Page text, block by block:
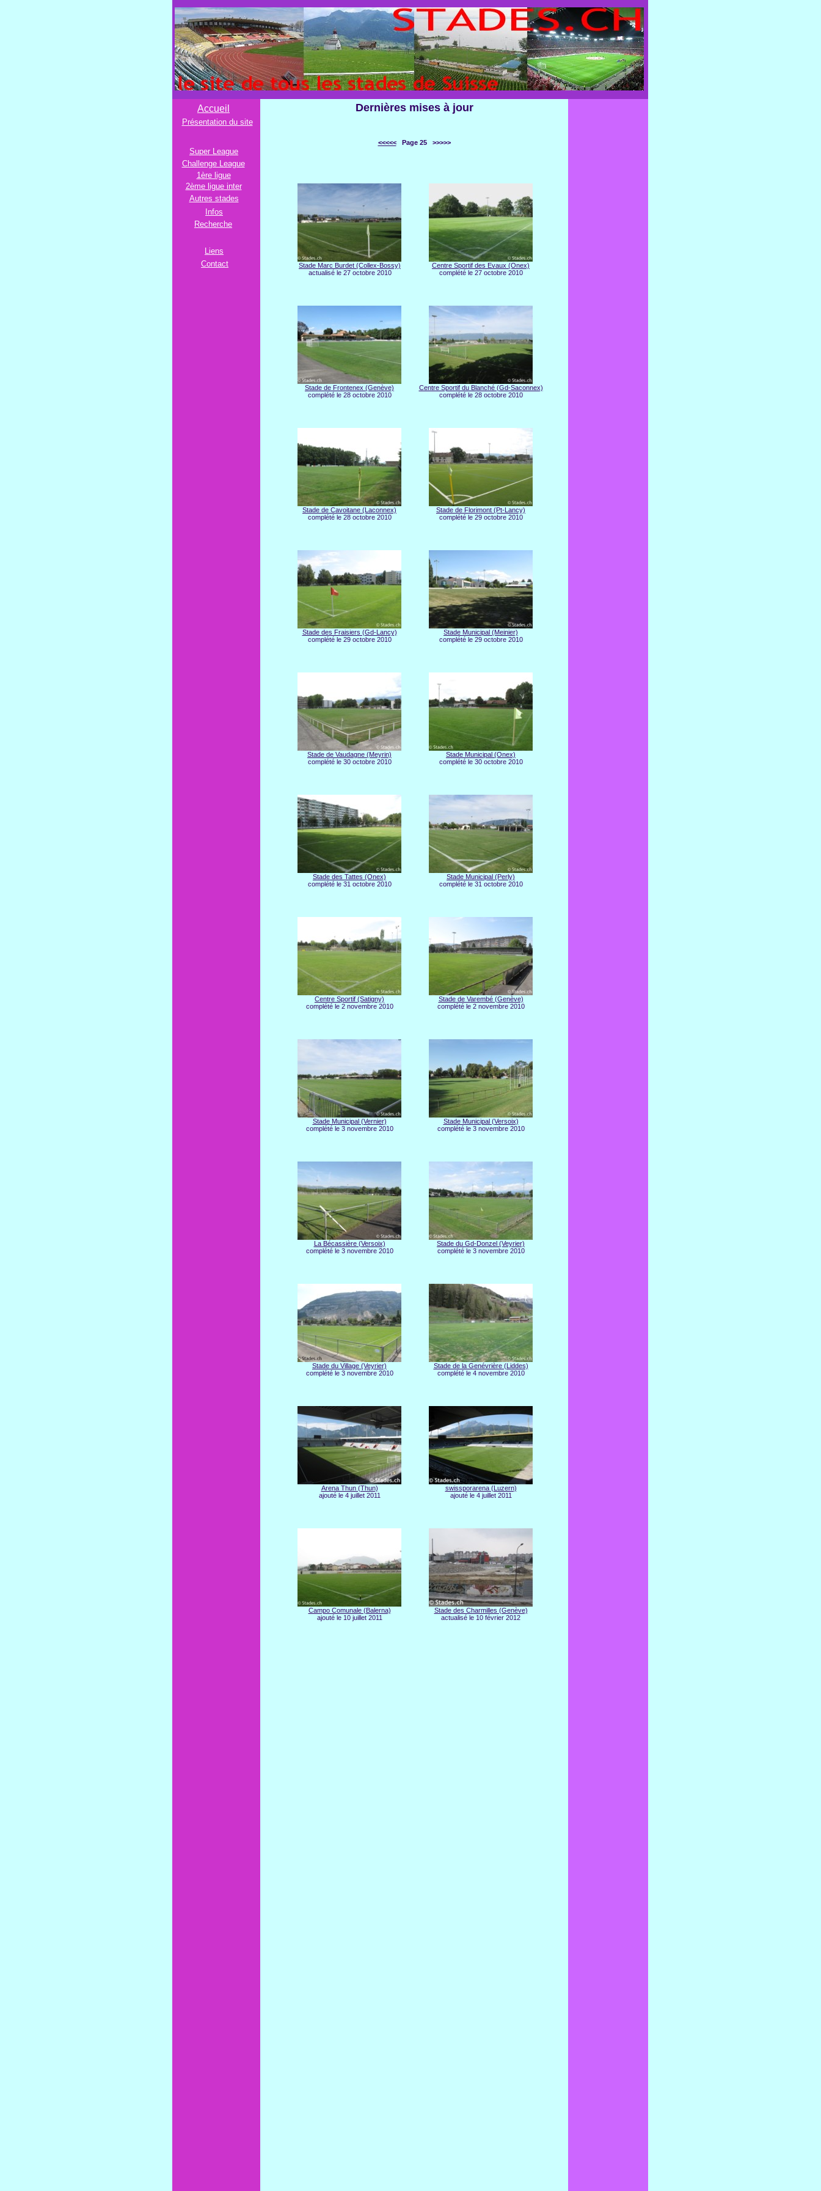
STADES.CH
le site de tous les stades de Suisse
Accueil
Super League
Challenge League
1ère ligue
2ème ligue inter
Liens
Recherche
Contact
Présentation du site
Infos
Autres stades
Dernières mises à jour
<<<<<Page 25 >>>>>
Stade Marc Burdet (Collex-Bossy)
actualisé le 27 octobre 2010
Centre Sportif des Evaux (Onex)
complété le 27 octobre 2010
Stade de Frontenex (Genève)
complété le 28 octobre 2010
Centre Sportif du Blanché (Gd-Saconnex)
complété le 28 octobre 2010
Stade de Cavoitane (Laconnex)
complété le 28 octobre 2010
Stade de Florimont (Pt-Lancy)
complété le 29 octobre 2010
Stade des Fraisiers (Gd-Lancy)
complété le 29 octobre 2010
Stade Municipal (Meinier)
complété le 29 octobre 2010
Stade de Vaudagne (Meyrin)
complété le 30 octobre 2010
Stade Municipal (Onex)
complété le 30 octobre 2010
Stade des Tattes (Onex)
complété le 31 octobre 2010
Stade Municipal (Perly)
complété le 31 octobre 2010
Centre Sportif (Satigny)
complété le 2 novembre 2010
Stade de Varembé (Genève)
complété le 2 novembre 2010
Stade Municipal (Vernier)
complété le 3 novembre 2010
Stade Municipal (Versoix)
complété le 3 novembre 2010
La Bécassière (Versoix)
complété le 3 novembre 2010
Stade du Gd-Donzel (Veyrier)
complété le 3 novembre 2010
Stade du Village (Veyrier)
complété le 3 novembre 2010
Stade de la Genévrière (Liddes)
complété le 4 novembre 2010
Arena Thun (Thun)
ajouté le 4 juillet 2011
swissporarena (Luzern)
ajouté le 4 juillet 2011
Campo Comunale (Balerna)
ajouté le 10 juillet 2011
Stade des Charmilles (Genève)
actualisé le 10 février 2012